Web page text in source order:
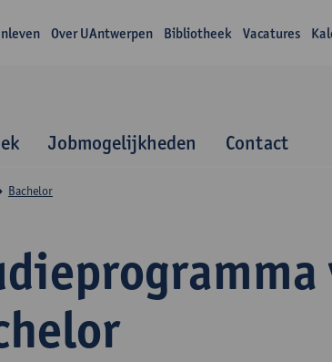
Over UAntwerpen Bibliotheek Vacatures
Jobmogelijkheden Contact
Bachelor